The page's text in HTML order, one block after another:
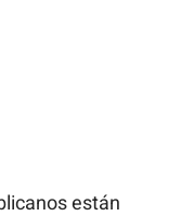
están